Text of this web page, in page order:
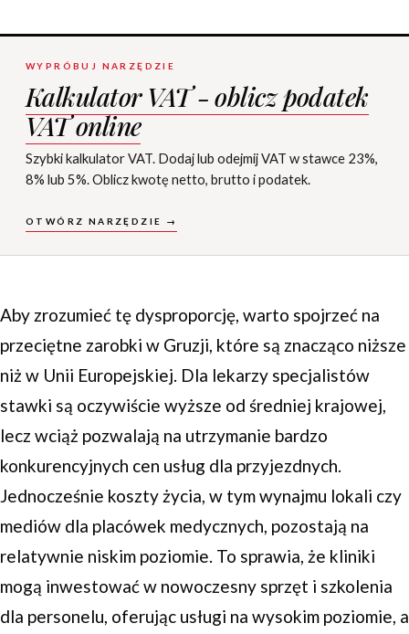
WYPRÓBUJ NARZĘDZIE
Kalkulator VAT - oblicz podatek
VAT online
Szybki kalkulator VAT. Dodaj lub odejmij VAT w stawce 23%,
8% lub 5%. Oblicz kwotę netto, brutto i podatek.
OTWÓRZ NARZĘDZIE →
Aby zrozumieć tę dysproporcję, warto spojrzeć na
przeciętne zarobki w Gruzji, które są znacząco niższe
niż w Unii Europejskiej. Dla lekarzy specjalistów
stawki są oczywiście wyższe od średniej krajowej,
lecz wciąż pozwalają na utrzymanie bardzo
konkurencyjnych cen usług dla przyjezdnych.
Jednocześnie koszty życia, w tym wynajmu lokali czy
mediów dla placówek medycznych, pozostają na
relatywnie niskim poziomie. To sprawia, że kliniki
mogą inwestować w nowoczesny sprzęt i szkolenia
dla personelu, oferując usługi na wysokim poziomie, a